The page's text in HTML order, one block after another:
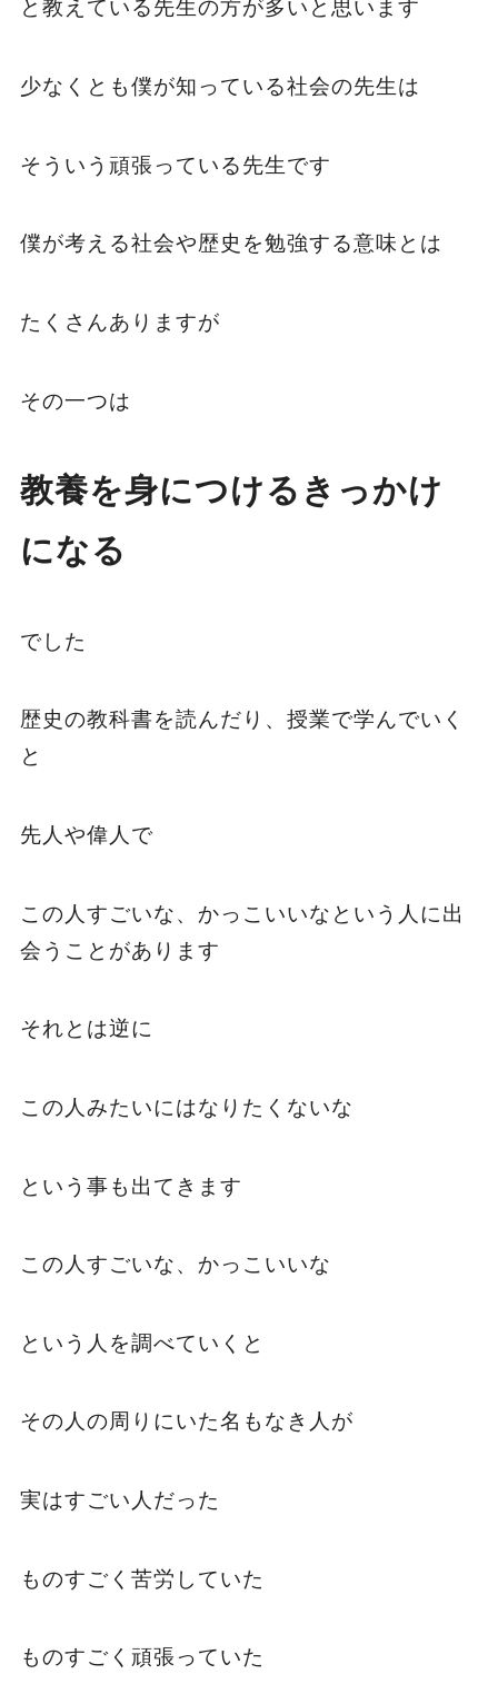
と教えている先生の方が多いと思います
少なくとも僕が知っている社会の先生は
そういう頑張っている先生です
僕が考える社会や歴史を勉強する意味とは
たくさんありますが
その一つは
教養を身につけるきっかけ
になる
でした
歴史の教科書を読んだり、授業で学んでいく
と
先人や偉人で
この人すごいな、かっこいいなという人に出
会うことがあります
それとは逆に
この人みたいにはなりたくないな
という事も出てきます
この人すごいな、かっこいいな
という人を調べていくと
その人の周りにいた名もなき人が
実はすごい人だった
ものすごく苦労していた
ものすごく頑張っていた